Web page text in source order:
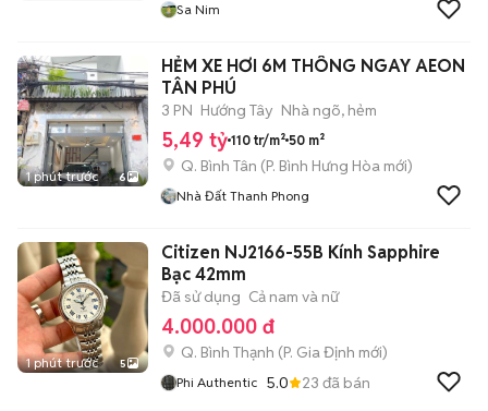
Sa Nim
1 phút trước 6
HẺM XE HƠI 6M THÔNG NGAY AEON
TÂN PHÚ
3 PN Hướng Tây Nhà ngõ, hẻm
5,49 tỷ 110 tr/m² 50 m²
Q. Bình Tân (P. Bình Hưng Hòa mới)
Nhà Đất Thanh Phong
1 phút trước 5
Citizen NJ2166-55B Kính Sapphire
Bạc 42mm
Đã sử dụng Cả nam và nữ
4.000.000 đ
Q. Bình Thạnh (P. Gia Định mới)
Phi Authentic 5.0 23 đã bán